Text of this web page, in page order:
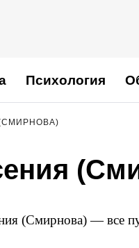
Психология
(Смирнова) — все